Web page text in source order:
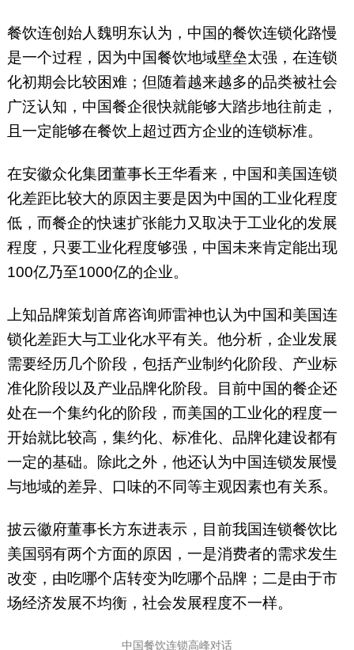
餐饮连创始人魏明东认为，中国的餐饮连锁化路慢
是一个过程，因为中国餐饮地域壁垒太强，在连锁
化初期会比较困难；但随着越来越多的品类被社会
广泛认知，中国餐企很快就能够大踏步地往前走，
且一定能够在餐饮上超过西方企业的连锁标准。
在安徽众化集团董事长王华看来，中国和美国连锁
化差距比较大的原因主要是因为中国的工业化程度
低，而餐企的快速扩张能力又取决于工业化的发展
程度，只要工业化程度够强，中国未来肯定能出现
100亿乃至1000亿的企业。
上知品牌策划首席咨询师雷神也认为中国和美国连
锁化差距大与工业化水平有关。他分析，企业发展
需要经历几个阶段，包括产业制约化阶段、产业标
准化阶段以及产业品牌化阶段。目前中国的餐企还
处在一个集约化的阶段，而美国的工业化的程度一
开始就比较高，集约化、标准化、品牌化建设都有
一定的基础。除此之外，他还认为中国连锁发展慢
与地域的差异、口味的不同等主观因素也有关系。
披云徽府董事长方东进表示，目前我国连锁餐饮比
美国弱有两个方面的原因，一是消费者的需求发生
改变，由吃哪个店转变为吃哪个品牌；二是由于市
场经济发展不均衡，社会发展程度不一样。
中国餐饮连锁高峰对话